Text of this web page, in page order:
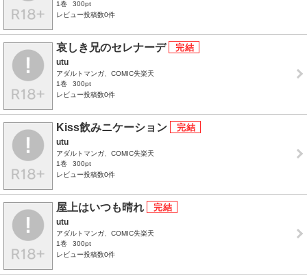
1巻
300pt
レビュー投稿数0件
哀しき兄のセレナーデ
utu
アダルトマンガ、COMIC失楽天
1巻
300pt
レビュー投稿数0件
Kiss飲みニケーション
utu
アダルトマンガ、COMIC失楽天
1巻
300pt
レビュー投稿数0件
屋上はいつも晴れ
utu
アダルトマンガ、COMIC失楽天
1巻
300pt
レビュー投稿数0件